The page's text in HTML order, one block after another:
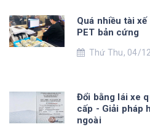
Quá nhiều tài
PET bản cứng
Thứ Thu, 04/
Đổi bằng lái xe
cấp - Giải pháp
ngoài